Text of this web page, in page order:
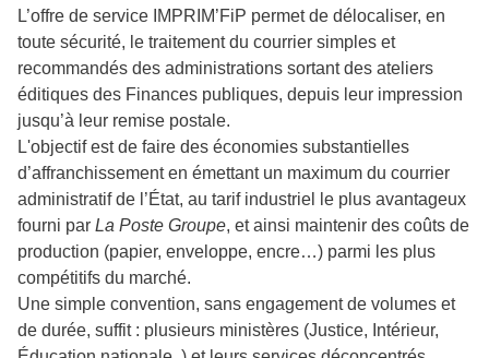
L’offre de service IMPRIM’FiP permet de délocaliser, en
toute sécurité, le traitement du courrier simples et
recommandés des administrations sortant des ateliers
éditiques des Finances publiques, depuis leur impression
jusqu’à leur remise postale.
L'objectif est de faire des économies substantielles
d’affranchissement en émettant un maximum du courrier
administratif de l’État, au tarif industriel le plus avantageux
fourni par La Poste Groupe, et ainsi maintenir des coûts de
production (papier, enveloppe, encre…) parmi les plus
compétitifs du marché.
Une simple convention, sans engagement de volumes et
de durée, suffit : plusieurs ministères (Justice, Intérieur,